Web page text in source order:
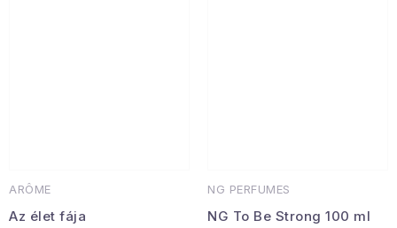
ARÔME
Az élet fája
NG PERFUMES
NG To Be Strong 100 ml